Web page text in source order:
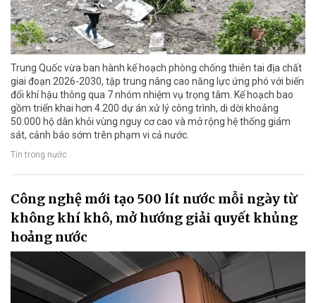
Trung Quốc vừa ban hành kế hoạch phòng chống thiên tai địa chất
giai đoạn 2026-2030, tập trung nâng cao năng lực ứng phó với biến
đổi khí hậu thông qua 7 nhóm nhiệm vụ trọng tâm. Kế hoạch bao
gồm triển khai hơn 4.200 dự án xử lý công trình, di dời khoảng
50.000 hộ dân khỏi vùng nguy cơ cao và mở rộng hệ thống giám
sát, cảnh báo sớm trên phạm vi cả nước.
Tin trong nước
Công nghệ mới tạo 500 lít nước mỗi ngày từ
không khí khô, mở hướng giải quyết khủng
hoảng nước